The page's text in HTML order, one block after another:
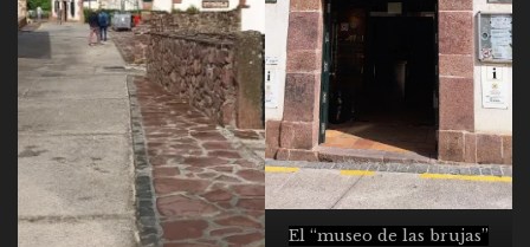
El “museo de las brujas”